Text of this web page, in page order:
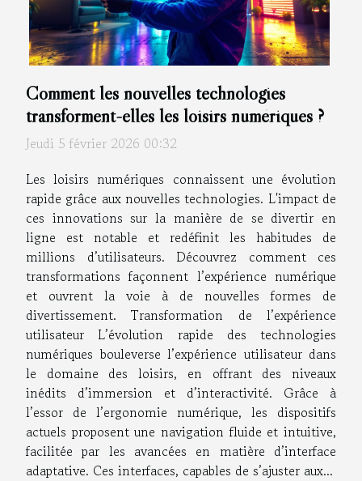
Comment les nouvelles technologies
transforment-elles les loisirs numériques ?
Jeudi 5 février 2026 00:32
Les loisirs numériques connaissent une évolution
rapide grâce aux nouvelles technologies. L'impact de
ces innovations sur la manière de se divertir en
ligne est notable et redéfinit les habitudes de
millions d’utilisateurs. Découvrez comment ces
transformations façonnent l’expérience numérique
et ouvrent la voie à de nouvelles formes de
divertissement. Transformation de l’expérience
utilisateur L’évolution rapide des technologies
numériques bouleverse l’expérience utilisateur dans
le domaine des loisirs, en offrant des niveaux
inédits d’immersion et d’interactivité. Grâce à
l’essor de l’ergonomie numérique, les dispositifs
actuels proposent une navigation fluide et intuitive,
facilitée par les avancées en matière d’interface
adaptative. Ces interfaces, capables de s’ajuster aux...